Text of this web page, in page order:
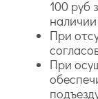
100 руб
При
При